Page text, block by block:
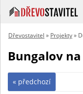
Dřevostavitel » Projekty»
Bungalov
« předchozí